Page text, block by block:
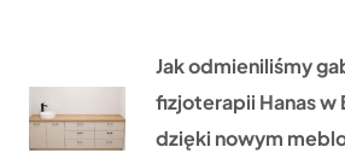
Jak odmieniliśmy
fizjoterapii Hanas w
dzięki nowym